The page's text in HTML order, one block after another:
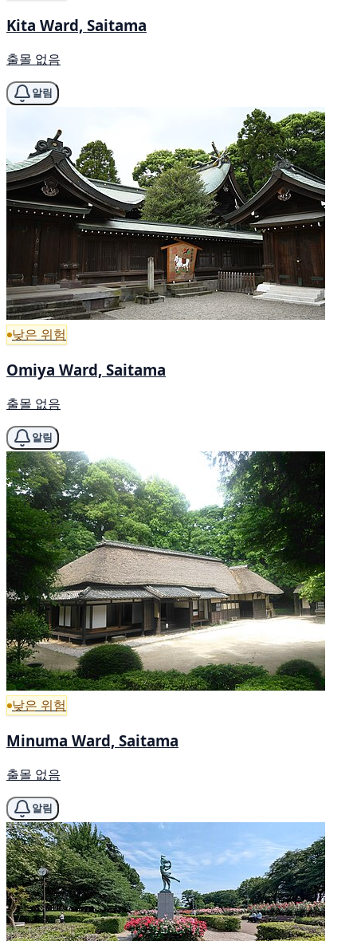
Kita Ward, Saitama
출몰 없음
알림
낮은 위험
Omiya Ward, Saitama
출몰 없음
알림
낮은 위험
Minuma Ward, Saitama
출몰 없음
알림